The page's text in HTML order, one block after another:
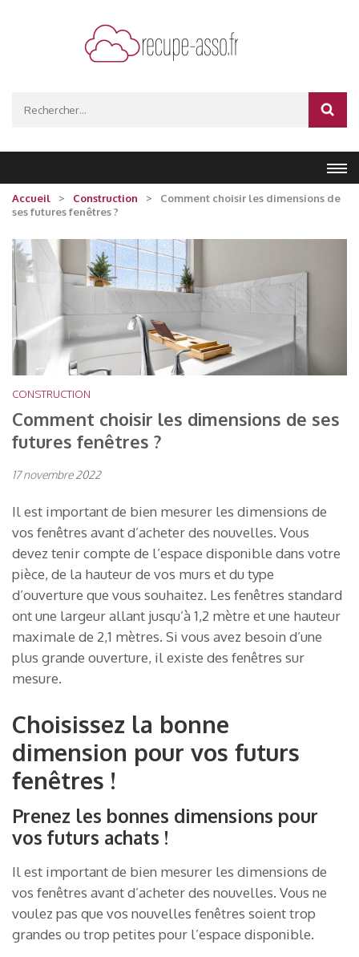
Accueil > Construction >
Comment choisir les dimensions de
ses futures fenêtres ?
CONSTRUCTION
Comment choisir les dimensions de ses
futures fenêtres ?
17 novembre 2022
Il est important de bien mesurer les dimensions de
vos fenêtres avant d’acheter des nouvelles. Vous
devez tenir compte de l’espace disponible dans votre
pièce, de la hauteur de vos murs et du type
d’ouverture que vous souhaitez. Les fenêtres standard
ont une largeur allant jusqu’à 1,2 mètre et une hauteur
maximale de 2,1 mètres. Si vous avez besoin d’une
plus grande ouverture, il existe des fenêtres sur
mesure.
Choisissez la bonne
dimension pour vos futurs
fenêtres !
Prenez les bonnes dimensions pour
vos futurs achats !
Il est important de bien mesurer les dimensions de
vos fenêtres avant d’acheter des nouvelles. Vous ne
voulez pas que vos nouvelles fenêtres soient trop
grandes ou trop petites pour l’espace disponible.